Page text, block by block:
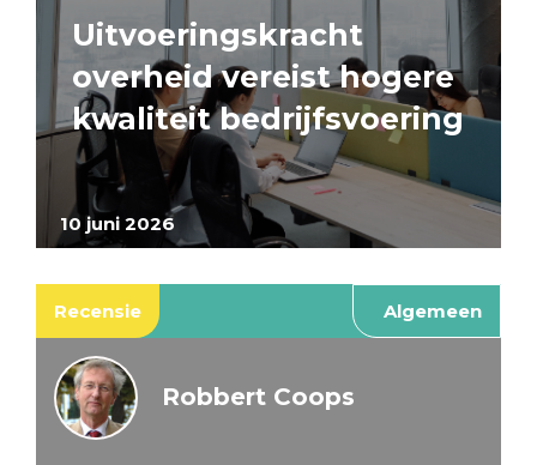
10 juni 2026
Uitvoeringskracht
overheid vereist hogere
kwaliteit bedrijfsvoering
Recensie Algemeen
Robbert Coops